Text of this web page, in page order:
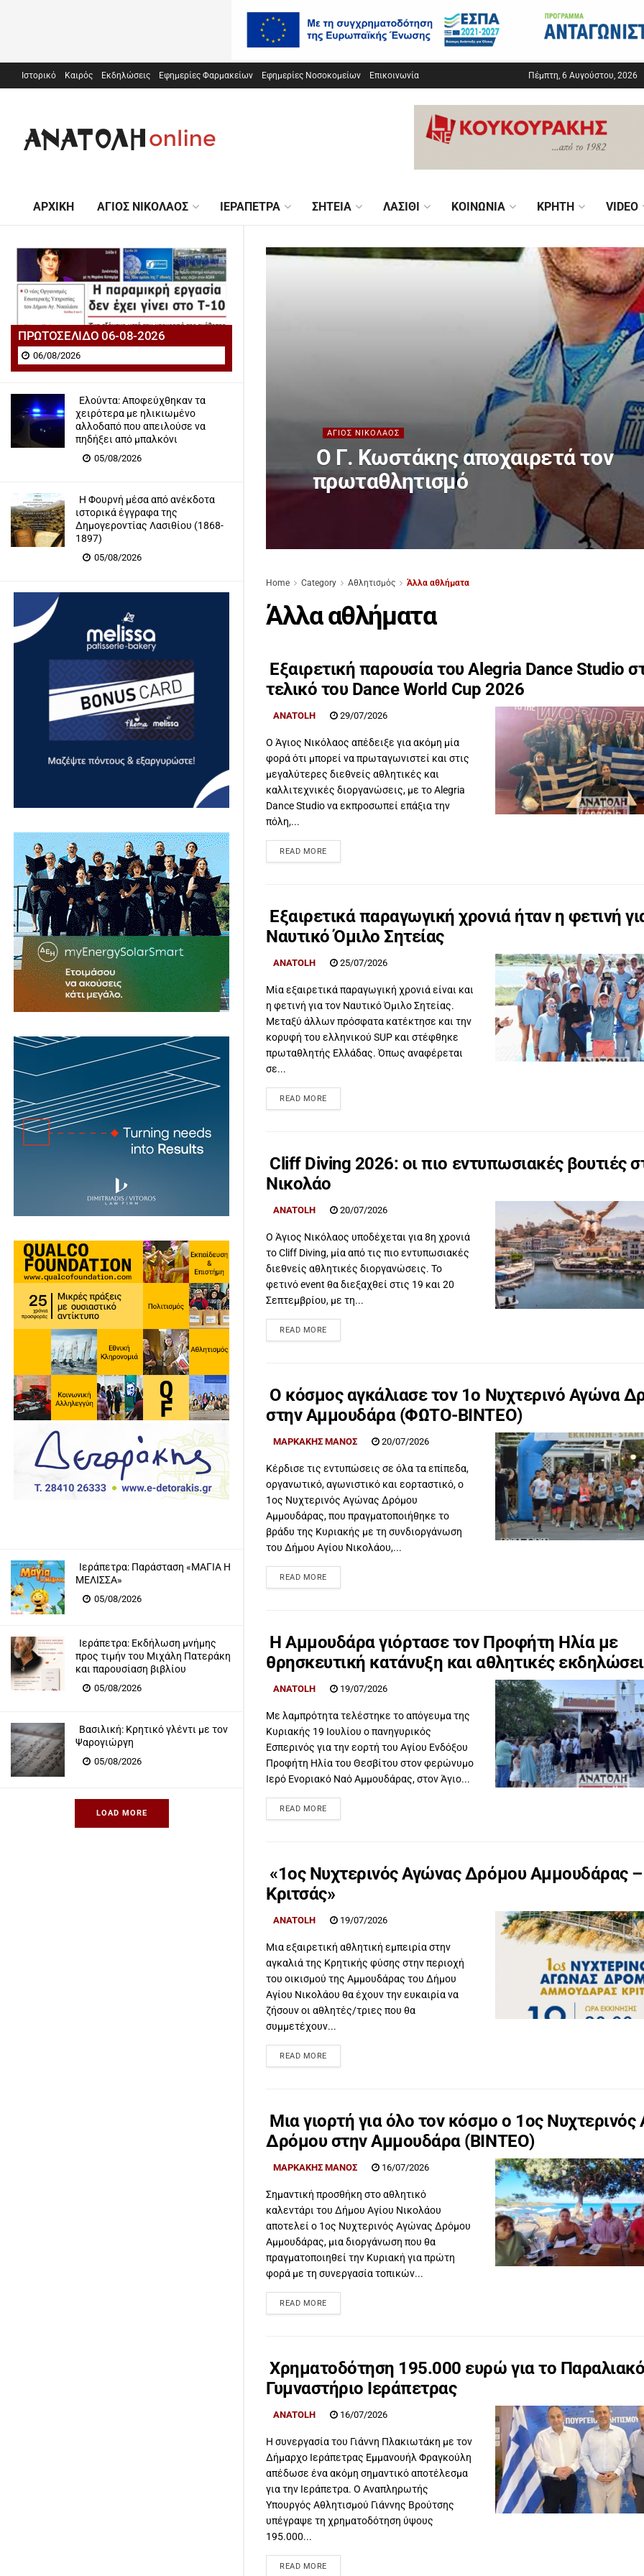
ΠΡΩΤΟΣΕΛΙΔΟ 06-08-2026
06/08/2026
Ελούντα: Αποφεύχθηκαν τα
χειρότερα με ηλικιωμένο
αλλοδαπό που απειλούσε να
πηδήξει από μπαλκόνι
05/08/2026
Η Φουρνή μέσα από ανέκδοτα
ιστορικά έγγραφα της
Δημογεροντίας Λασιθίου (1868-
1897)
05/08/2026
Ιεράπετρα: Παράσταση «ΜΑΓΙΑ Η
ΜΕΛΙΣΣΑ»
05/08/2026
Ιεράπετρα: Eκδήλωση μνήμης
προς τιμήν του Μιχάλη Πατεράκη
και παρουσίαση βιβλίου
05/08/2026
Βασιλική: Κρητικό γλέντι με τον
Ψαρογιώργη
05/08/2026
LOAD MORE
Ιστορικό Καιρός Εκδηλώσεις Εφημερίες Φαρμακείων Εφημερίες Νοσοκομείων Επικοινωνία Πέμπτη, 6 Αυγούστου, 2026
ΑΡΧΙΚΉ ΆΓΙΟΣ ΝΙΚΌΛΑΟΣ ΙΕΡΆΠΕΤΡΑ ΣΗΤΕΊΑ ΛΑΣΊΘΙ ΚΟΙΝΩΝΊΑ ΚΡΉΤΗ VIDEO
ΆΓΙΟΣ ΝΙΚΌΛΑΟΣ
Ο Γ. Κωστάκης αποχαιρετά τον
πρωταθλητισμό
Home Category Αθλητισμός Άλλα αθλήματα
Άλλα αθλήματα
Εξαιρετική παρουσία του Alegria Dance Studio
τελικό του Dance World Cup 2026
ANATOLH 29/07/2026
Ο Άγιος Νικόλαος απέδειξε για ακόμη μία
φορά ότι μπορεί να πρωταγωνιστεί και στις
μεγαλύτερες διεθνείς αθλητικές και
καλλιτεχνικές διοργανώσεις, με το Alegria
Dance Studio να εκπροσωπεί επάξια την
πόλη,...
READ MORE
Εξαιρετικά παραγωγική χρονιά ήταν η φετινή
Ναυτικό Όμιλο Σητείας
ANATOLH 25/07/2026
Μία εξαιρετικά παραγωγική χρονιά είναι και
η φετινή για τον Ναυτικό Όμιλο Σητείας.
Μεταξύ άλλων πρόσφατα κατέκτησε και την
κορυφή του ελληνικού SUP και στέφθηκε
πρωταθλητής Ελλάδας. Όπως αναφέρεται
σε...
READ MORE
Cliff Diving 2026: οι πιο εντυπωσιακές βουτιές
Νικολάο
ANATOLH 20/07/2026
Ο Άγιος Νικόλαος υποδέχεται για 8η χρονιά
το Cliff Diving, μία από τις πιο εντυπωσιακές
διεθνείς αθλητικές διοργανώσεις. Το
φετινό event θα διεξαχθεί στις 19 και 20
Σεπτεμβρίου, με τη...
READ MORE
Ο κόσμος αγκάλιασε τον 1ο Νυχτερινό Αγώνα
στην Αμμουδάρα (ΦΩΤΟ-ΒΙΝΤΕΟ)
ΜΑΡΚΑΚΗΣ ΜΑΝΟΣ 20/07/2026
Κέρδισε τις εντυπώσεις σε όλα τα επίπεδα,
οργανωτικό, αγωνιστικό και εορταστικό, ο
1ος Νυχτερινός Αγώνας Δρόμου
Αμμουδάρας, που πραγματοποιήθηκε το
βράδυ της Κυριακής με τη συνδιοργάνωση
του Δήμου Αγίου Νικολάου,...
READ MORE
Η Αμμουδάρα γιόρτασε τον Προφήτη Ηλία με
θρησκευτική κατάνυξη και αθλητικές
ANATOLH 19/07/2026
Με λαμπρότητα τελέστηκε το απόγευμα της
Κυριακής 19 Ιουλίου ο πανηγυρικός
Εσπερινός για την εορτή του Αγίου Ενδόξου
Προφήτη Ηλία του Θεσβίτου στον φερώνυμο
Ιερό Ενοριακό Ναό Αμμουδάρας, στον Άγιο...
READ MORE
«1ος Νυχτερινός Αγώνας Δρόμου Αμμουδάρας –
Κριτσάς»
ANATOLH 19/07/2026
Μια εξαιρετική αθλητική εμπειρία στην
αγκαλιά της Κρητικής φύσης στην περιοχή
του οικισμού της Αμμουδάρας του Δήμου
Αγίου Νικολάου θα έχουν την ευκαιρία να
ζήσουν οι αθλητές/τριες που θα
συμμετέχουν...
READ MORE
Μια γιορτή για όλο τον κόσμο ο 1ος
Δρόμου στην Αμμουδάρα (ΒΙΝΤΕΟ)
ΜΑΡΚΑΚΗΣ ΜΑΝΟΣ 16/07/2026
Σημαντική προσθήκη στο αθλητικό
καλεντάρι του Δήμου Αγίου Νικολάου
αποτελεί ο 1ος Νυχτερινός Αγώνας Δρόμου
Αμμουδάρας, μια διοργάνωση που θα
πραγματοποιηθεί την Κυριακή για πρώτη
φορά με τη συνεργασία τοπικών...
READ MORE
Χρηματοδότηση 195.000 ευρώ για το
Γυμναστήριο Ιεράπετρας
ANATOLH 16/07/2026
Η συνεργασία του Γιάννη Πλακιωτάκη με τον
Δήμαρχο Ιεράπετρας Εμμανουήλ Φραγκούλη
απέδωσε ένα ακόμη σημαντικό αποτέλεσμα
για την Ιεράπετρα. Ο Αναπληρωτής
Υπουργός Αθλητισμού Γιάννης Βρούτσης
υπέγραψε τη χρηματοδότηση ύψους
195.000...
READ MORE